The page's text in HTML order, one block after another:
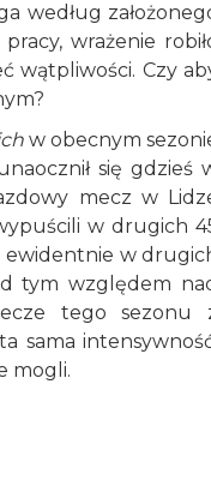
według
wrażenie
wątpliwości. Czy
w obecnym
się gdzieś
mecz w
w drugich
ewidentnie w
tym względem
tego sezonu
sama
mogli.